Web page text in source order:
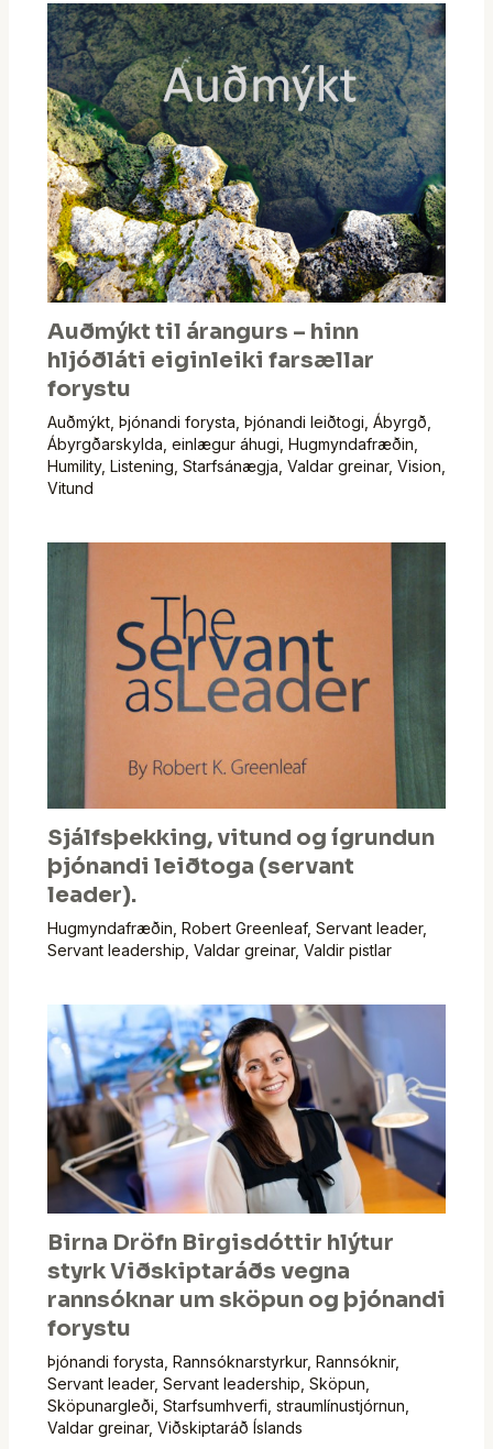
Auðmýkt til árangurs – hinn
hljóðláti eiginleiki farsællar
forystu
Auðmýkt, Þjónandi forysta Þjónandi leiðtogi Ábyrgð
Ábyrgðarskylda einlægur áhugi Hugmyndafræðin
Humility, Listening Starfsánægja Valdar greinar, Vision
Vitund
Sjálfsþekking, vitund og ígrundun
þjónandi leiðtoga (servant
leader).
Hugmyndafræðin Robert Greenleaf, Servant leader,
Servant leadership Valdar greinar, Valdir pistlar
Birna Dröfn Birgisdóttir hlýtur
styrk Viðskiptaráðs vegna
rannsóknar um sköpun og þjónandi
forystu
Þjónandi forysta Rannsóknarstyrkur, Rannsóknir,
Servant leader, Servant leadership Sköpun
Sköpunargleði Starfsumhverfi straumlínustjórnun
Valdar greinar, Viðskiptaráð Íslands